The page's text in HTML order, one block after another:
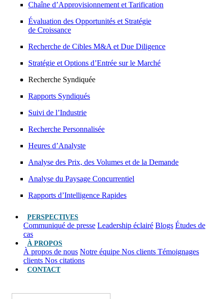
Chaîne d’Approvisionnement et Tarification
Évaluation des Opportunités et Stratégie
de Croissance
Recherche de Cibles M&A et Due Diligence
Stratégie et Options d’Entrée sur le Marché
Recherche Syndiquée
Rapports Syndiqués
Suivi de l’Industrie
Recherche Personnalisée
Heures d’Analyste
Analyse des Prix, des Volumes et de la Demande
Analyse du Paysage Concurrentiel
Rapports d’Intelligence Rapides
PERSPECTIVES
Communiqué de presse Leadership éclairé Blogs Études de
cas
À PROPOS
À propos de nous Notre équipe Nos clients Témoignages
clients Nos citations
CONTACT